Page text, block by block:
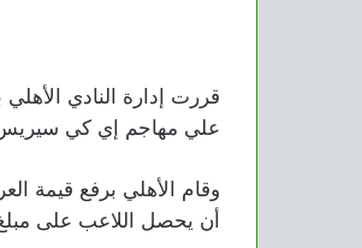
قررت إدارة النادي
علي مهاجم إي كي سيريس
أن يحصل اللاعب على مبلغ 500 ألف دولار في